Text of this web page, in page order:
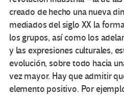
creado de hecho una nueva
mediados del siglo XX la
los grupos, así como los
y las expresiones culturales,
evolución, sobre todo hacia
vez mayor. Hay que admitir
elemento positivo. Por